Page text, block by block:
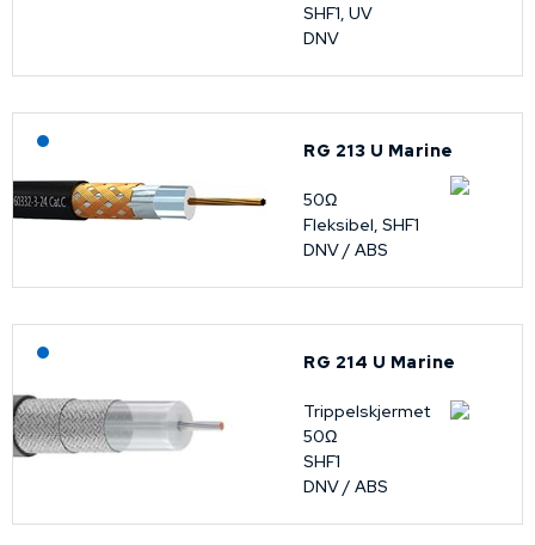
SHF1, UV
DNV
RG 213 U Marine
50Ω
Fleksibel, SHF1
DNV / ABS
RG 214 U Marine
Trippelskjermet
50Ω
SHF1
DNV / ABS